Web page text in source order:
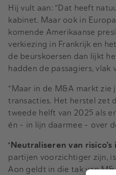
Hij vult aan: “Dat heeft
kabinet. Maar ook in
komende Amerikaanse
verkiezing in Frankrijk en
de beurskoersen dan lijkt
hadden de passagiers,
“Maar in de M&A markt zie
transacties. Het herstel zet
tweede helft van 2025 als
én – in lijn daarmee – over
‘Neutraliseren van
partijen voorzichtiger zijn,
Aon geldt in die tak van